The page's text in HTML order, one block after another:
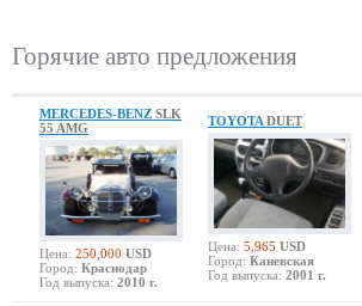
Горячие авто предложения
MERCEDES-BENZ SLK
55 AMG
Цена: 250,000 USD
Город: Краснодар
Год выпуска: 2010 г.
TOYOTA DUET
Цена: 5,965 USD
Город: Каневская
Год выпуска: 2001 г.